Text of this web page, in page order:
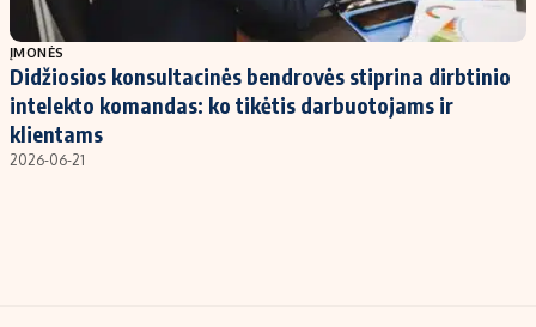
Populiarios temos
Investavimas
Akcijų rinka
Saulės elektrinės
Titulinis
Nedarbo išmokos skaičiuoklė
ĮMONĖS
Didžiosios konsultacinės bendrovės stiprina dirbtinio
intelekto komandas: ko tikėtis darbuotojams ir
klientams
2026-06-21